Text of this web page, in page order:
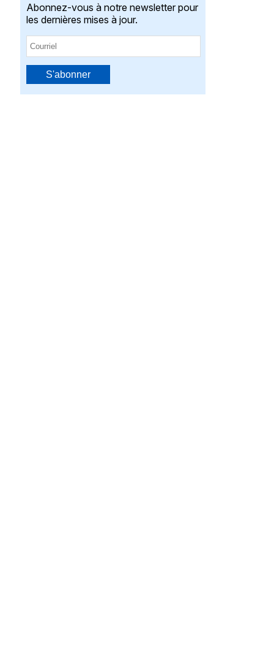
Abonnez-vous à notre newsletter pour
les dernières mises à jour.
S'abonner